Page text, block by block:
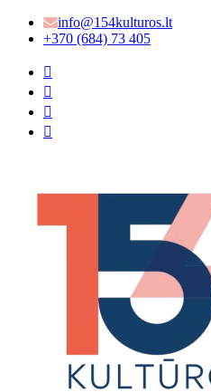
info@154kulturos.lt
+370 (684) 73 405